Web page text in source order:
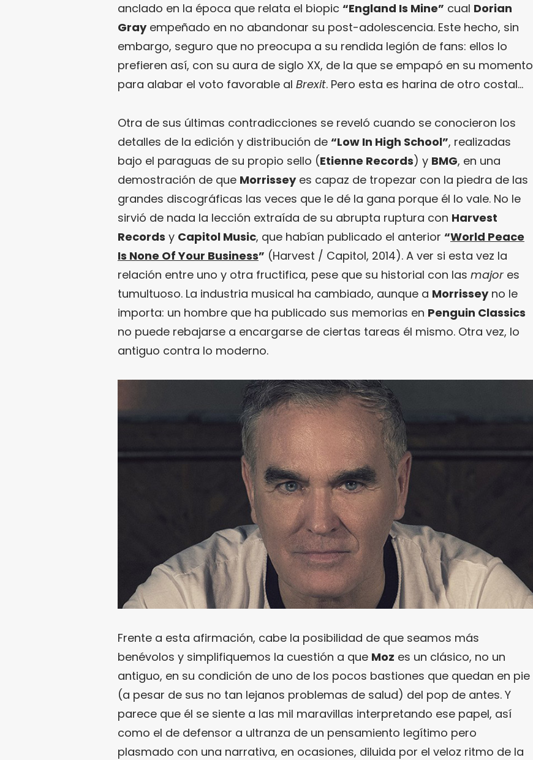
anclado en la época que relata el biopic “England Is Mine” cual Dorian
Grayempeñado en no abandonar su post-adolescencia. Este hecho, sin
embargo, seguro que no preocupa a su rendida legión de fans: ellos lo
prefieren así, con su aura de siglo XX, de la que se empapó en su momento
para alabar el voto favorable al Brexit. Pero esta es harina de otro costal…
Otra de sus últimas contradicciones se reveló cuando se conocieron los
detalles de la edición y distribución de “Low In High School”, realizadas
bajo el paraguas de su propio sello (Etienne Records) y BMG, en una
demostración de que Morrisseyes capaz de tropezar con la piedra de las
grandes discográficas las veces que le dé la gana porque él lo vale. No le
sirvió de nada la lección extraída de su abrupta ruptura con Harvest
Records y Capitol Music, que habían publicado el anterior “World Peace
Is None Of Your Business” (Harvest / Capitol, 2014). A ver si esta vez la
relación entre uno y otra fructifica, pese que su historial con las major es
tumultuoso. La industria musical ha cambiado, aunque a Morrisseyno le
importa: un hombre que ha publicado sus memorias en Penguin Classics
no puede rebajarse a encargarse de ciertas tareas él mismo. Otra vez, lo
antiguo contra lo moderno.
Frente a esta afirmación, cabe la posibilidad de que seamos más
benévolos y simplifiquemos la cuestión a que Moz es un clásico, no un
antiguo, en su condición de uno de los pocos bastiones que quedan en pie
(a pesar de sus no tan lejanos problemas de salud) del pop de antes. Y
parece que él se siente a las mil maravillas interpretando ese papel, así
como el de defensor a ultranza de un pensamiento legítimo pero
plasmado con una narrativa, en ocasiones, diluida por el veloz ritmo de la